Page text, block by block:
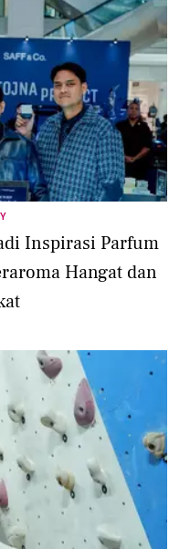
Inspirasi Parfum
Hangat dan